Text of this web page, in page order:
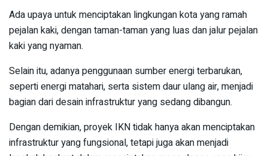
Ada upaya untuk menciptakan lingkungan kota yang ramah
pejalan kaki, dengan taman-taman yang luas dan jalur pejalan
kaki yang nyaman.
Selain itu, adanya penggunaan sumber energi terbarukan,
seperti energi matahari, serta sistem daur ulang air, menjadi
bagian dari desain infrastruktur yang sedang dibangun.
Dengan demikian, proyek IKN tidak hanya akan menciptakan
infrastruktur yang fungsional, tetapi juga akan menjadi